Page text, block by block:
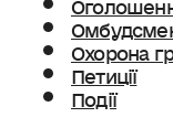
Охорона
Петиції
Події